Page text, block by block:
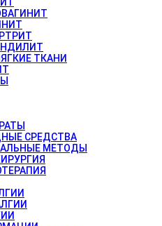
ТКАНИ
СРЕДСТВА
МЕТОДЫ